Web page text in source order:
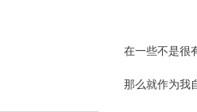
在一些不是很
那么就作为我